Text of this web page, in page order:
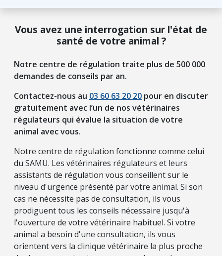
Vous avez une interrogation sur l'état de
santé de votre animal ?
Notre centre de régulation traite plus de 500 000
demandes de conseils par an.
Contactez-nous au 03 60 63 20 20 pour en discuter
gratuitement avec l’un de nos vétérinaires
régulateurs qui évalue la situation de votre
animal avec vous.
Notre centre de régulation fonctionne comme celui
du SAMU. Les vétérinaires régulateurs et leurs
assistants de régulation vous conseillent sur le
niveau d'urgence présenté par votre animal. Si son
cas ne nécessite pas de consultation, ils vous
prodiguent tous les conseils nécessaire jusqu'à
l'ouverture de votre vétérinaire habituel. Si votre
animal a besoin d'une consultation, ils vous
orientent vers la clinique vétérinaire la plus proche